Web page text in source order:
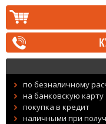
по безналичному
на банковскую карту
покупка в кредит
наличными при